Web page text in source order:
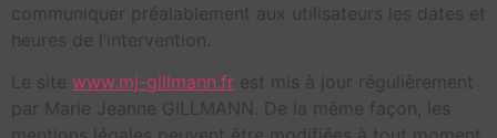
communiquer préalablement aux utilisateurs les dates et
heures de l’intervention.
Le site www.mj-gillmann.fr est mis à jour régulièrement
par Marie Jeanne GILLMANN. De la même façon, les